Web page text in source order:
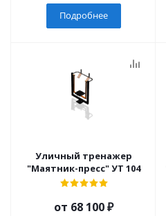
Подробнее
Уличный тренажер
"Маятник-пресс" УТ 104
от 68 100 ₽